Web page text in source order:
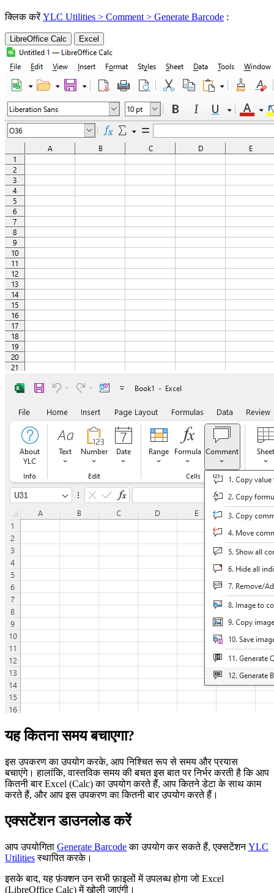
क्लिक करेंYLC Utilities > Comment > Generate Barcode :
LibreOffice Calc Excel
यह कितना समय बचाएगा?
इस उपकरण का उपयोग करके, आप निश्चित रूप से समय और प्रयास
बचाएंगे। हालांकि, वास्तविक समय की बचत इस बात पर निर्भर करती है कि आप
कितनी बार Excel (Calc) का उपयोग करते हैं, आप कितने डेटा के साथ काम
करते हैं, और आप इस उपकरण का कितनी बार उपयोग करते हैं।
एक्सटेंशन डाउनलोड करें
आप उपयोगिता Generate Barcodeका उपयोग कर सकते हैं, एक्सटेंशनYLC
Utilitiesस्थापित करके।
इसके बाद, यह फ़ंक्शन उन सभी फ़ाइलों में उपलब्ध होगा जो Excel
(LibreOffice Calc) में खोली जाएंगी।